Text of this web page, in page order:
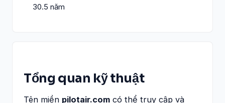
30.5 năm
Tổng quan kỹ thuật
Tên miền pilotair.com có thể truy cập và